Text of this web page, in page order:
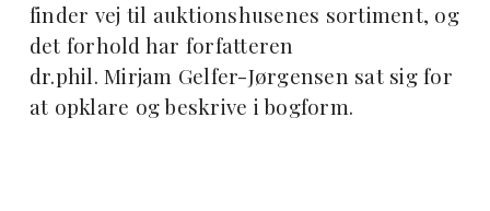
finder vej til auktionshusenes sortiment, og
det forhold har forfatteren
dr.phil. Mirjam Gelfer-Jørgensen sat sig for
at opklare og beskrive i bogform.